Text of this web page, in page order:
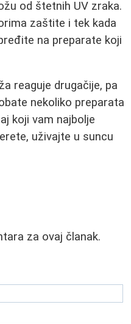
od štetnih UV zraka.
zaštite i tek kada
na preparate koji
reaguje drugačije, pa
nekoliko preparata
koji vam najbolje
uživajte u suncu
za ovaj članak.